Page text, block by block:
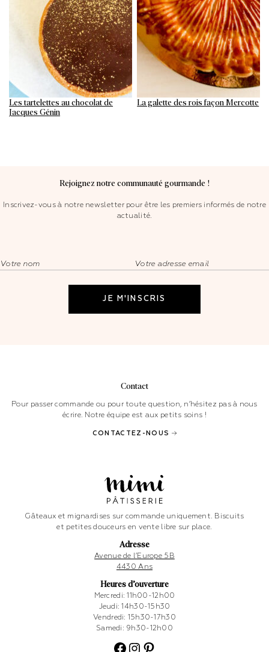
Les tartelettes au chocolat de
Jacques Génin
La galette des rois façon Mercotte
Rejoignez notre communauté gourmande !
Inscrivez-vous à notre newsletter pour être les premiers informés de notre
actualité.
Gâteaux et mignardises sur commande uniquement. Biscuits
et petites douceurs en vente libre sur place.
Adresse
Avenue de l’Europe 5B
4430 Ans
Heures d’ouverture
Mercredi: 11h00-12h00
Jeudi: 14h30-15h30
Vendredi: 15h30-17h30
Samedi: 9h30-12h00
Facebook
Instagram
Pinterest
Contact
Pour passer commande ou pour toute question, n’hésitez pas à nous
écrire. Notre équipe est aux petits soins !
CONTACTEZ-NOUS